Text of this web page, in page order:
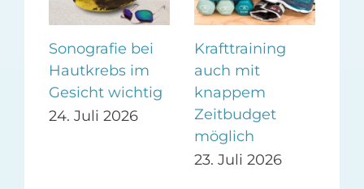
Sonografie bei
Hautkrebs im
Gesicht wichtig
24. Juli 2026
Krafttraining
auch mit
knappem
Zeitbudget
möglich
23. Juli 2026